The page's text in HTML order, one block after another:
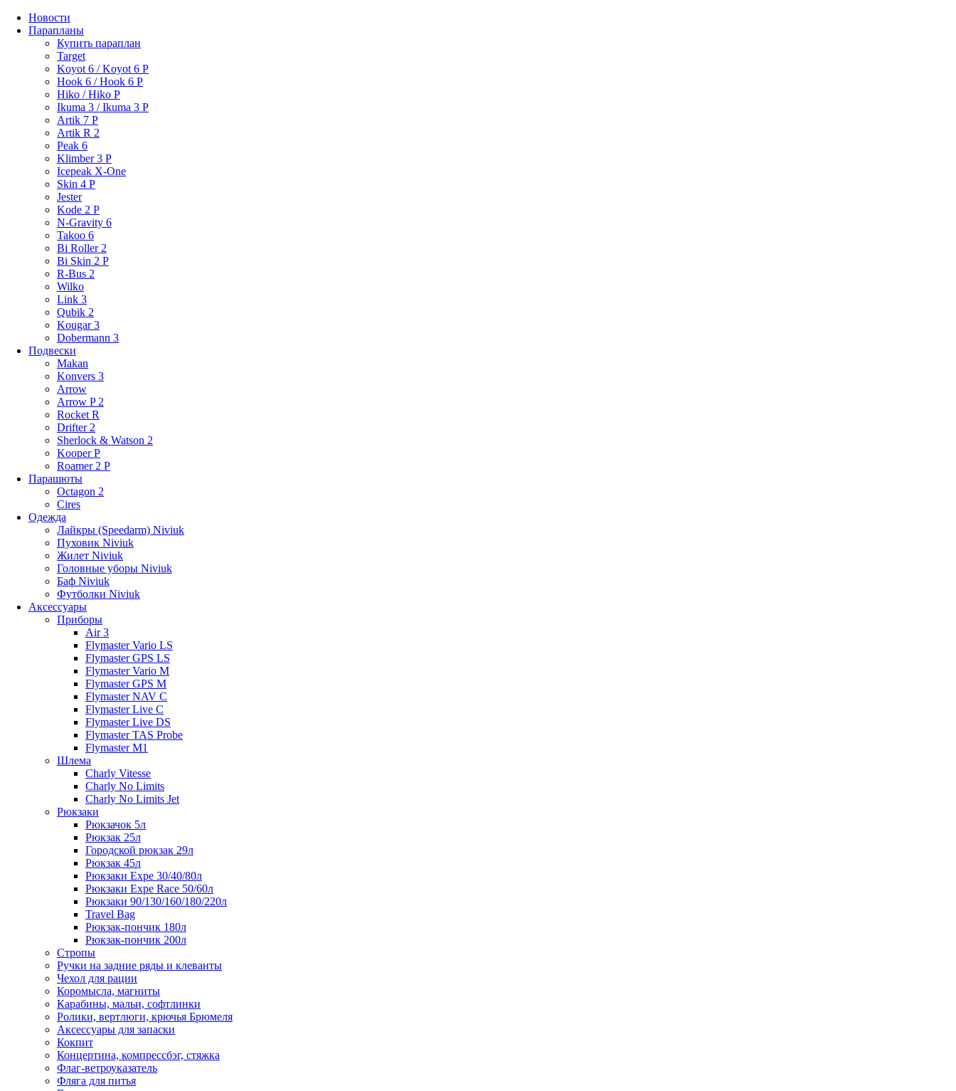
Новости
Парапланы
Купить параплан
Target
Koyot 6 / Koyot 6 P
Hook 6 / Hook 6 P
Hiko / Hiko P
Ikuma 3 / Ikuma 3 P
Artik 7 P
Artik R 2
Peak 6
Klimber 3 P
Icepeak X-One
Skin 4 P
Jester
Kode 2 P
N-Gravity 6
Takoo 6
Bi Roller 2
Bi Skin 2 P
R-Bus 2
Wilko
Link 3
Qubik 2
Kougar 3
Dobermann 3
Подвески
Makan
Konvers 3
Arrow
Arrow P 2
Rocket R
Drifter 2
Sherlock & Watson 2
Kooper P
Roamer 2 P
Парашюты
Octagon 2
Cires
Одежда
Лайкры (Speedarm) Niviuk
Пуховик Niviuk
Жилет Niviuk
Головные уборы Niviuk
Баф Niviuk
Футболки Niviuk
Аксессуары
Приборы
Air 3
Flymaster Vario LS
Flymaster GPS LS
Flymaster Vario M
Flymaster GPS M
Flymaster NAV C
Flymaster Live C
Flymaster Live DS
Flymaster TAS Probe
Flymaster M1
Шлема
Charly Vitesse
Charly No Limits
Charly No Limits Jet
Рюкзаки
Рюкзачок 5л
Рюкзак 25л
Городской рюкзак 29л
Рюкзак 45л
Рюкзаки Expe 30/40/80л
Рюкзаки Expe Race 50/60л
Рюкзаки 90/130/160/180/220л
Travel Bag
Рюкзак-пончик 180л
Рюкзак-пончик 200л
Стропы
Ручки на задние ряды и клеванты
Чехол для рации
Коромысла, магниты
Карабины, мальи, софтлинки
Ролики, вертлюги, крючья Брюмеля
Аксессуары для запаски
Кокпит
Концертина, компрессбэг, стяжка
Флаг-ветроуказатель
Фляга для питья